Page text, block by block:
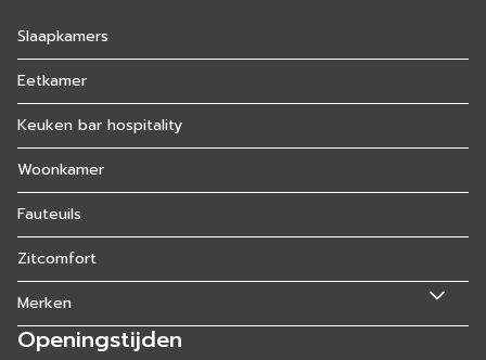
Slaapkamers
Eetkamer
Keuken bar hospitality
Woonkamer
Fauteuils
Zitcomfort
Merken
Openingstijden